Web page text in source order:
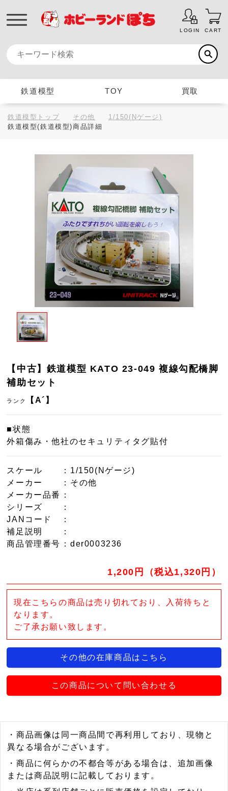
LOGIN CART
鉄道模型 TOY 買取
鉄道模型トップ その他
1/150(Nゲージ)
鉄道模型(鉄道模型)商品詳細
【中古】鉄道模型 KATO 23-049 複線勾配橋脚
補助セット
ランク 【A´】
■状態
外箱傷み・他社のセキュリティタグ貼付
スケール
：1/150(Nゲージ)
メーカー
：その他
メーカー品番
：
シリーズ
：
JANコード
：
補足説明
：
商品管理番号 ：der0003236
1,200円（税込1,320円）
現在こちらの商品は売り切れており、入荷待ちと
なります。
ご了承お願い致します。
その他の在庫商品はこちら
この商品について問い合わせる
・商品画像は同一商品間で再利用しており、現物と
異なる場合がございます。
・商品に何らかの不都合等がある場合は、追加画像
または商品説明に記載しております。